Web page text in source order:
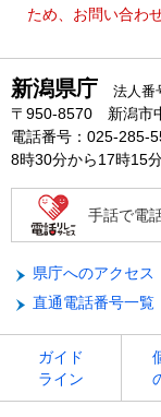
ため、お問い合わ
新潟県庁 法人番
〒950-8570 新潟市
電話番号：025-285-
8時30分から17時15
手話で電
県庁へのアクセス
直通電話番号一覧
ガイド
ライン